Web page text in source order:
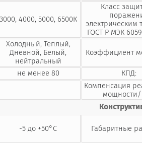
3000, 4000, 5000, 6500К
Класс
электрическим
ГОСТ Р МЭК
Холодный, Теплый,
Дневной, Белый,
нейтральный
Коэффициент
не менее 80 КПД:
Компенсация
мощности/
-5 до +50°С Габаритные